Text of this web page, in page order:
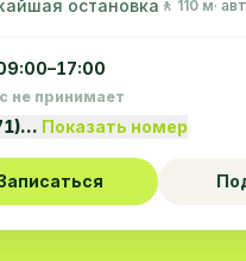
остановка 🚶 110 м·
не принимает
Показать номер